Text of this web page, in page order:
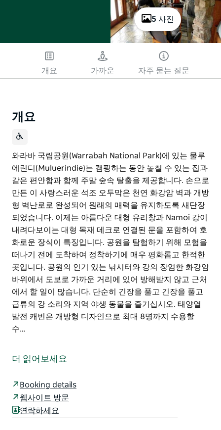
5 사진
개요 가까운 자주 묻는 질문
개요
와라바 국립공원(Warrabah National Park)에 있는 물루
에린디(Muluerindie)는 캠핑하는 동안 놓칠 수 있는 집과
같은 편안함과 함께 주말 숲속 탈출을 제공합니다. 손으로
만든 이 사랑스러운 석조 오두막은 천연 화강암 벽과 개방
형 벽난로로 완성되어 원래의 매력을 유지하도록 새단장
되었습니다. 이제는 아름다운 대형 유리창과 Namoi 강이
내려다보이는 대형 목재 데크로 연결된 문을 포함하여 호
화로운 장식이 특징입니다. 공원을 탐험하기 위해 모험을
떠나기 전에 도착하여 정착하기에 매우 평화롭고 한적한
곳입니다. 공원의 인기 있는 낚시터와 강의 장엄한 화강암
바위에서 도보로 가까운 거리에 있어 방해받지 않고 근처
에서 할 일이 많습니다. 단순히 긴장을 풀고 긴장을 풀고
급류의 강 소리와 지역 야생 동물을 즐기십시오. 태양열
발전 캐빈은 개방형 디자인으로 최대 8명까지 수용할
수…
에린디(Muluerindie)는 캠핑하는 동안 놓칠 수 있는 집과
형 벽난로로 완성되어 원래의 매력을 유지하도록 새단장
되었습니다. 이제는 아름다운 대형 유리창과 Namoi 강이
내려다보이는 대형 목재 데크로 연결된 문을 포함하여 호
더 읽어보세요
Booking details
웹사이트 방문
연락하세요